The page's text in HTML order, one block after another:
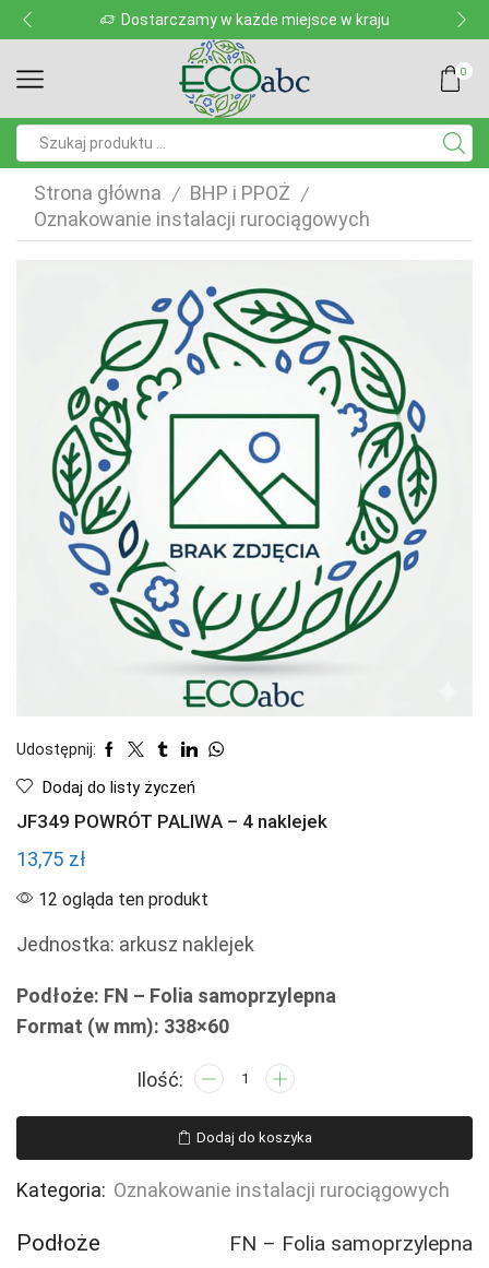
w każde miejsce w kraju Dostarczamy
0
Strona główna / BHP i PPOŻ /
Oznakowanie instalacji rurociągowych
Udostępnij:
Dodaj do listy życzeń
JF349 POWRÓT PALIWA – 4 naklejek
13,75 zł
12 ogląda ten produkt
Jednostka: arkusz naklejek
Podłoże: FN – Folia samoprzylepna
Format (w mm): 338×60
ilość
POWRÓT
PALIWA
-
naklejek
Dodaj do koszyka
Kategoria: Oznakowanie instalacji rurociągowych
Podłoże FN – Folia samoprzylepna